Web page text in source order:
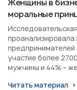
Женщины в
моральные
проанализировала
предпринимателей
участие более
мужчины и 44% –
Читать материал